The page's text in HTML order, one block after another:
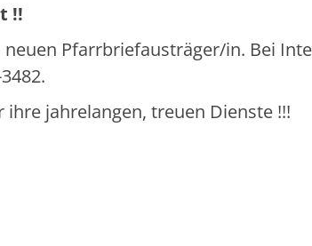
!!
Pfarrbriefausträger/in. Bei
jahrelangen, treuen Dienste !!!